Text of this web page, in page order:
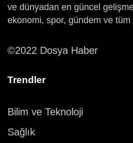
ve dünyadan en güncel
ekonomi, spor, gündem ve
©2022 Dosya Haber
Trendler
Bilim ve Teknoloji
Sağlık